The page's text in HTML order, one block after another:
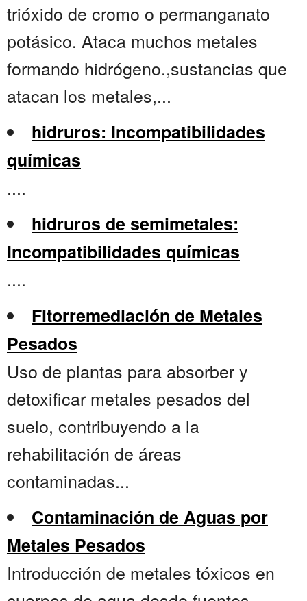
trióxido de cromo o permanganato
potásico. Ataca muchos metales
formando hidrógeno.,sustancias que
atacan los metales,...
hidruros: Incompatibilidades
químicas
....
hidruros de semimetales:
Incompatibilidades químicas
....
Fitorremediación de Metales
Pesados
Uso de plantas para absorber y
detoxificar metales pesados del
suelo, contribuyendo a la
rehabilitación de áreas
contaminadas...
Contaminación de Aguas por
Metales Pesados
Introducción de metales tóxicos en